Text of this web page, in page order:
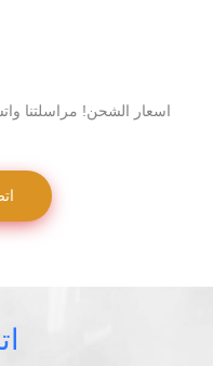
اسعار الشحن! مراسلتنا